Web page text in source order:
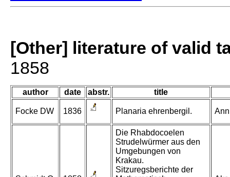
[Other] literature of valid
1858
author date abstr. title
Focke DW 1836 Planaria ehrenbergil.
Die Rhabdocoelen
Strudelwürmer aus den
Umgebungen von
Krakau.
Sitzuregsberichte der